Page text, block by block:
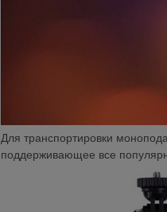
Для транспортировки
поддерживающее все